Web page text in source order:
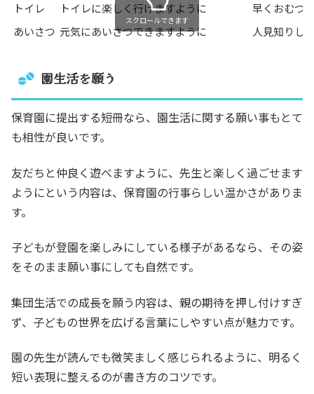
トイレ
トイレに楽しく行けますように
早くおむつ
あいさつ 元気にあいさつできますように 人見知りし
スクロールできます
園生活を願う
保育園に提出する短冊なら、園生活に関する願い事もとて
も相性が良いです。
友だちと仲良く遊べますように、先生と楽しく過ごせます
ようにという内容は、保育園の行事らしい温かさがありま
す。
子どもが登園を楽しみにしている様子があるなら、その姿
をそのまま願い事にしても自然です。
集団生活での成長を願う内容は、親の期待を押し付けすぎ
ず、子どもの世界を広げる言葉にしやすい点が魅力です。
園の先生が読んでも微笑ましく感じられるように、明るく
短い表現に整えるのが書き方のコツです。